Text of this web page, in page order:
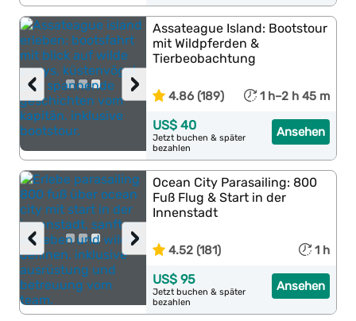
›
‹
Assateague Island: Bootstour
mit Wildpferden &
Tierbeobachtung
4.86 (189) 1 h–2 h 45 m
Ansehen
US$ 40
Jetzt buchen & später
bezahlen
›
‹
Ocean City Parasailing: 800
Fuß Flug & Start in der
Innenstadt
4.52 (181) 1 h
Ansehen
US$ 95
Jetzt buchen & später
bezahlen